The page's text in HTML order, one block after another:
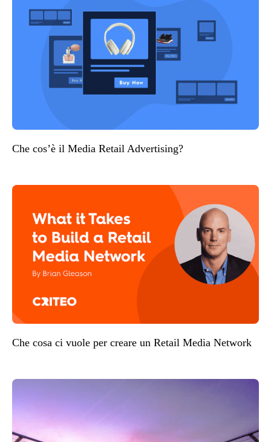
Che cos’è il Media Retail Advertising?
Che cosa ci vuole per creare un Retail Media Network